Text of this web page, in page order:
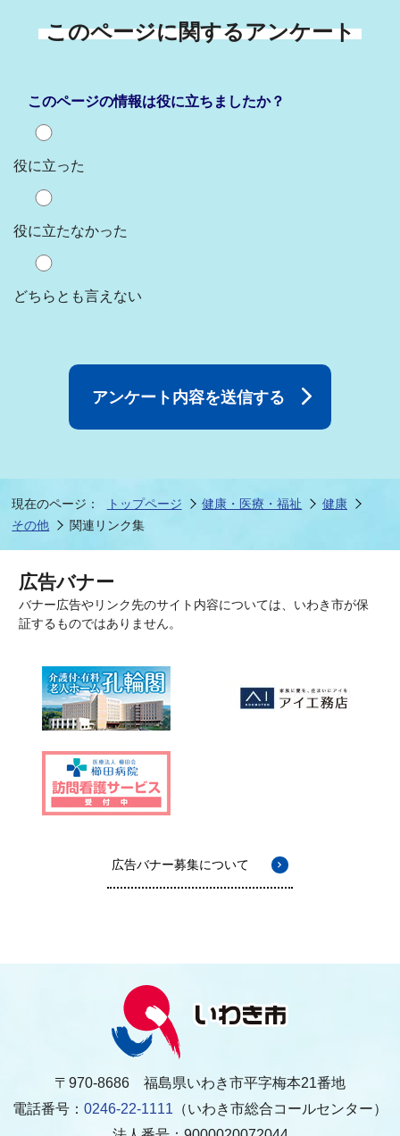
このページに関するアンケート
このページの情報は役に立ちましたか？
役に立った
役に立たなかった
どちらとも言えない
現在のページ： トップページ 健康・医療・福祉
健康
その他
関連リンク集
広告バナー
バナー広告やリンク先のサイト内容については、いわき市が保
証するものではありません。
広告バナー募集について
〒970-8686 福島県いわき市平字梅本21番地
電話番号： 0246-22-1111 （いわき市総合コールセンター）